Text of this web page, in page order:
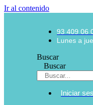
Ir al contenido
93 409 06
Lunes a
Buscar
Buscar
Iniciar